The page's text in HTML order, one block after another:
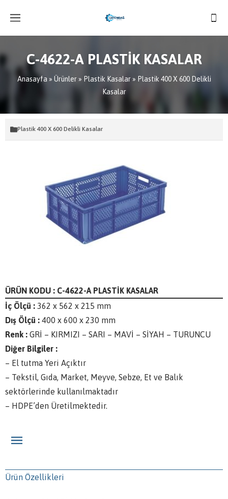
C-4622-A PLASTİK KASALAR
Anasayfa » Ürünler» Plastik Kasalar» Plastik 400 X 600 Delikli
Kasalar
Plastik 400 X 600 Delikli Kasalar
ÜRÜN KODU : C-4622-A PLASTİK KASALAR
İç Ölçü : 362 x 562 x 215 mm
Dış Ölçü : 400 x 600 x 230 mm
Renk : GRİ – KIRMIZI – SARI – MAVİ – SİYAH – TURUNCU
Diğer Bilgiler :
– El tutma Yeri Açıktır
– Tekstil, Gıda, Market, Meyve, Sebze, Et ve Balık
sektörlerinde kullanılmaktadır
– HDPE’den Üretilmektedir.
Ürün Özellikleri